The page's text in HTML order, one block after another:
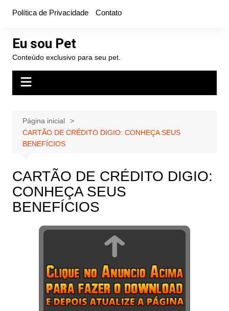
conteúdo
Política de Privacidade Contato
Eu sou Pet
Conteúdo exclusivo para seu pet.
Página inicial
CARTÃO DE CRÉDITO DIGIO: CONHEÇA SEUS
BENEFÍCIOS
CARTÃO DE CRÉDITO DIGIO:
CONHEÇA SEUS
BENEFÍCIOS